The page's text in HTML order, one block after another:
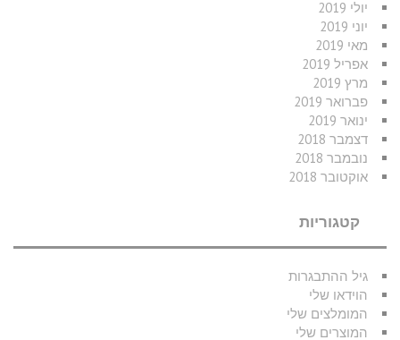
יולי 2019
יוני 2019
מאי 2019
אפריל 2019
מרץ 2019
פברואר 2019
ינואר 2019
דצמבר 2018
נובמבר 2018
אוקטובר 2018
קטגוריות
גיל ההתבגרות
הוידאו שלי
המומלצים שלי
המוצרים שלי